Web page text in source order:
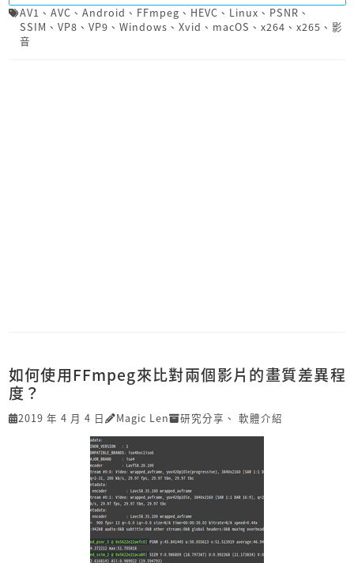
AV1 、 AVC 、 Android 、 FFmpeg 、 HEVC 、 Linux 、 PSNR 、
SSIM 、 VP8 、 VP9 、 Windows 、 Xvid 、 macOS 、 x264 、 x265 、 影
音
如何使用FFmpeg來比對兩個影片的畫質差異程
度？
2019 年 4 月 4 日 Magic Len 研究分享 、 軟體介紹